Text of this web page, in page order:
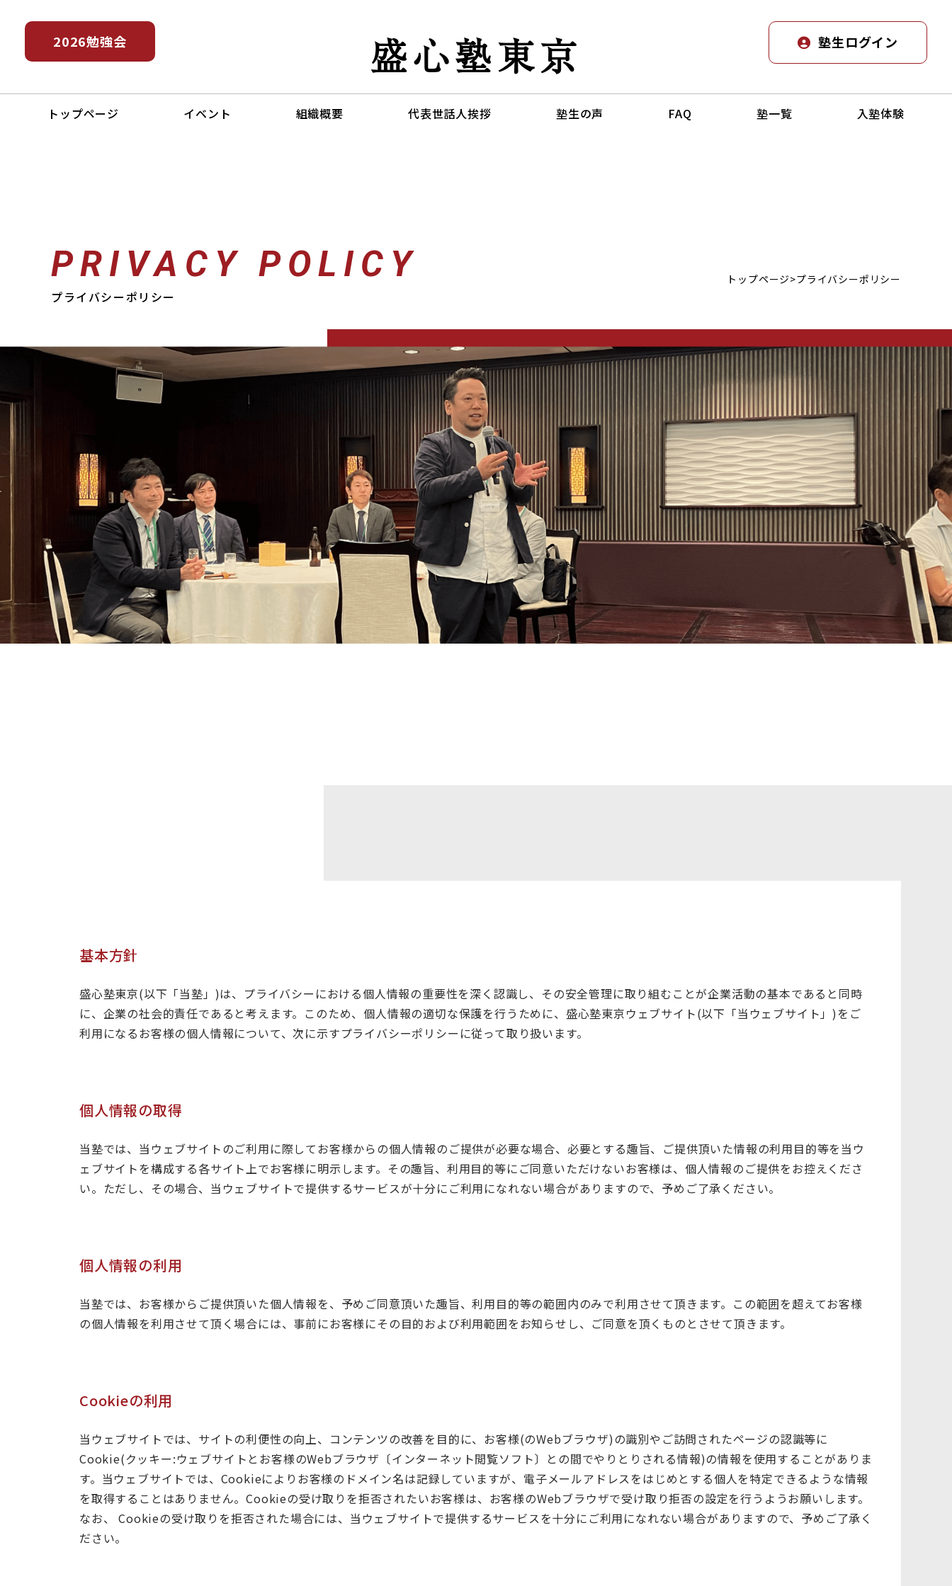
2026勉強会 盛心塾東京 塾生ログイン
トップページ イベント 組織概要 代表世話人挨拶 塾生の声 FAQ 塾一覧 入塾体験
PRIVACY POLICY
プライバシーポリシー
トップページ>プライバシーポリシー
基本方針
盛心塾東京(以下「当塾」)は、プライバシーにおける個人情報の重要性を深く認識し、その安全管理に取り組むことが企業活動の基本であると同時
に、企業の社会的責任であると考えます。このため、個人情報の適切な保護を行うために、盛心塾東京ウェブサイト(以下「当ウェブサイト」)をご
利用になるお客様の個人情報について、次に示すプライバシーポリシーに従って取り扱います。
個人情報の取得
当塾では、当ウェブサイトのご利用に際してお客様からの個人情報のご提供が必要な場合、必要とする趣旨、ご提供頂いた情報の利用目的等を当ウ
ェブサイトを構成する各サイト上でお客様に明示します。その趣旨、利用目的等にご同意いただけないお客様は、個人情報のご提供をお控えくださ
い。ただし、その場合、当ウェブサイトで提供するサービスが十分にご利用になれない場合がありますので、予めご了承ください。
個人情報の利用
当塾では、お客様からご提供頂いた個人情報を、予めご同意頂いた趣旨、利用目的等の範囲内のみで利用させて頂きます。この範囲を超えてお客様
の個人情報を利用させて頂く場合には、事前にお客様にその目的および利用範囲をお知らせし、ご同意を頂くものとさせて頂きます。
Cookieの利用
当ウェブサイトでは、サイトの利便性の向上、コンテンツの改善を目的に、お客様(のWebブラウザ)の識別やご訪問されたページの認識等に
Cookie(クッキー:ウェブサイトとお客様のWebブラウザ〔インターネット閲覧ソフト〕との間でやりとりされる情報)の情報を使用することがありま
す。当ウェブサイトでは、Cookieによりお客様のドメイン名は記録していますが、電子メールアドレスをはじめとする個人を特定できるような情報
を取得することはありません。Cookieの受け取りを拒否されたいお客様は、お客様のWebブラウザで受け取り拒否の設定を行うようお願いします。
なお、 Cookieの受け取りを拒否された場合には、当ウェブサイトで提供するサービスを十分にご利用になれない場合がありますので、予めご了承く
ださい。